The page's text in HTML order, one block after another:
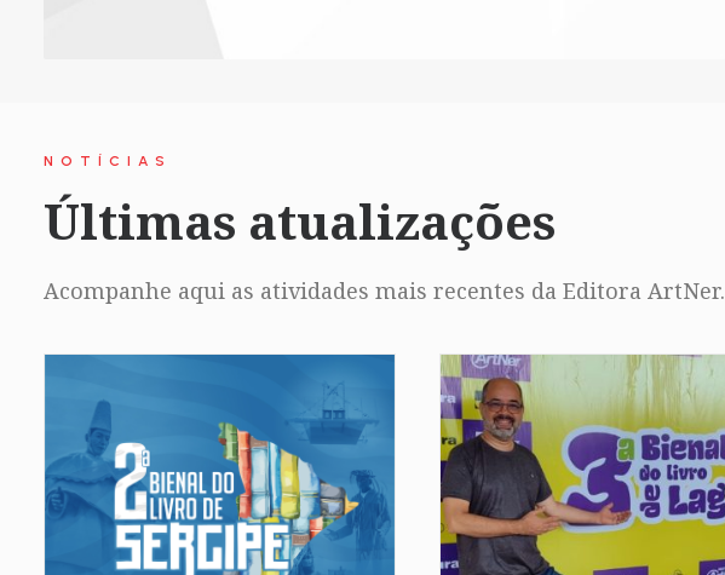
NOTÍCIAS
Últimas atualizações
Acompanhe aqui as atividades mais recentes da Editora ArtNer.